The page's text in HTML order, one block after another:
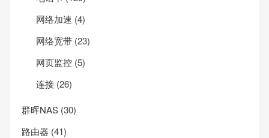
网络加速 (4)
网络宽带 (23)
网页监控 (5)
连接 (26)
群晖NAS (30)
路由器 (41)